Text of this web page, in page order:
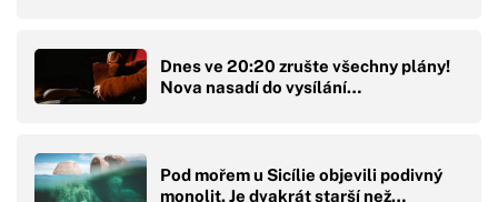
Dnes ve 20:20 zrušte všechny plány!
Nova nasadí do vysílání…
Pod mořem u Sicílie objevili podivný
monolit. Je dvakrát starší než…